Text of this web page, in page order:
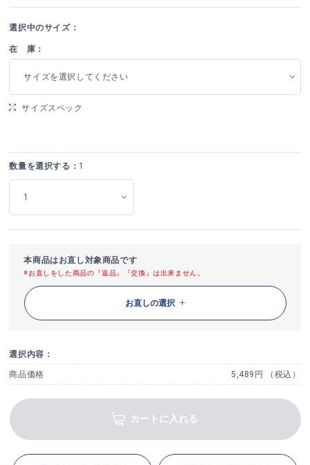
選択中のサイズ：
在 庫：
サイズを選択してください
サイズスペック
数量を選択する： 1
本商品はお直し対象商品です
※お直しをした商品の『返品』『交換』は出来ません。
お直しの選択
選択内容：
商品価格 5,489円 （税込）
カートに入れる